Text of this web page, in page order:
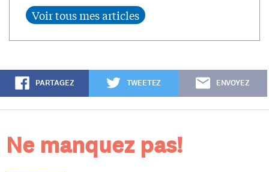
PARTAGEZ TWEETEZ ENVOYEZ
Ne manquez pas!